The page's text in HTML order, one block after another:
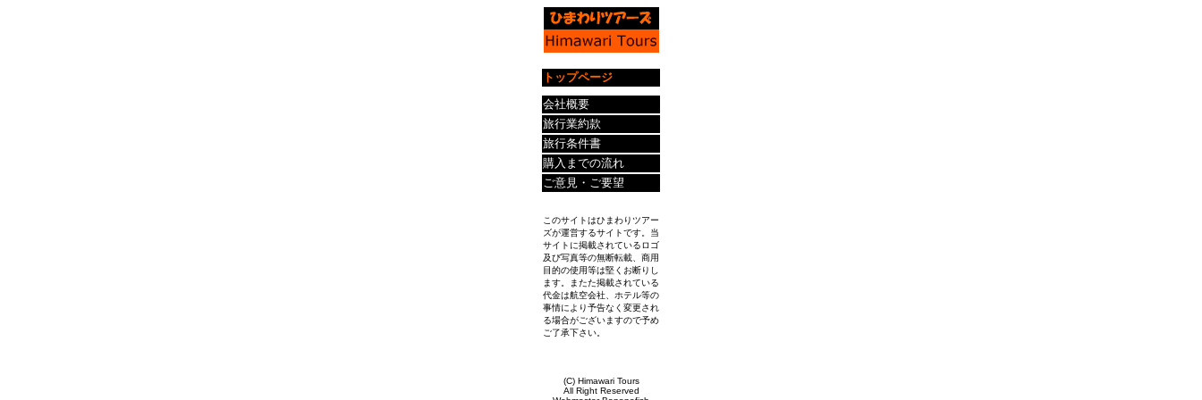
トップページ
会社概要
旅行業約款
旅行条件書
購入までの流れ
ご意見・ご要望
このサイトはひまわりツアー
ズが運営するサイトです。当
サイトに掲載されているロゴ
及び写真等の無断転載、商用
目的の使用等は堅くお断りし
ます。またた掲載されている
代金は航空会社、ホテル等の
事情により予告なく変更され
る場合がございますので予め
ご了承下さい。
(C) Himawari Tours
All Right Reserved